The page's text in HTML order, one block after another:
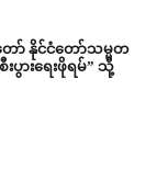
ော် နိုင်ငံတော်သမ္မတ
းပွားရေးဖိုရမ်” သို့